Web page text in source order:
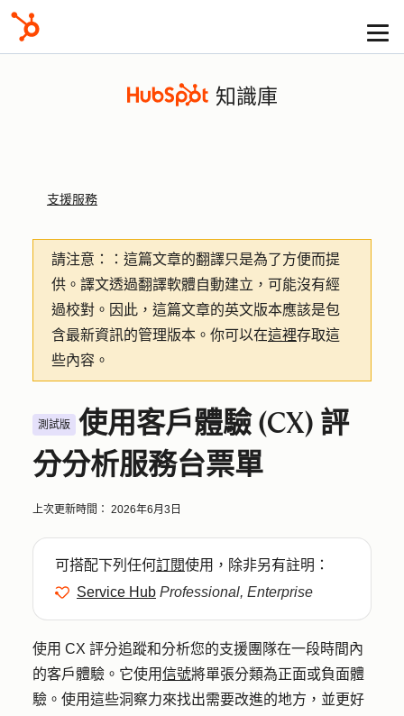
知識庫
支援服務
請注意：
：這篇文章的翻譯只是為了方便而提
供。譯文透過翻譯軟體自動建立，可能沒有經
過校對。因此，這篇文章的英文版本應該是包
含最新資訊的管理版本。你可以在這裡存取這
些內容。
測試版
使用客戶體驗 (CX) 評
分分析服務台票單
上次更新時間： 2026年6月3日
可搭配下列任何訂閱使用，除非另有註明：
Service Hub Professional, Enterprise
使用 CX 評分追蹤和分析您的支援團隊在一段時間內
的客戶體驗。它使用信號將單張分類為正面或負面體
驗。使用這些洞察力來找出需要改進的地方，並更好